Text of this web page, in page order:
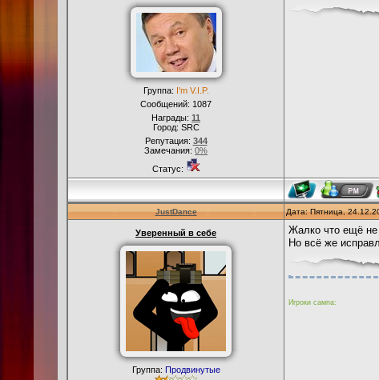
Группа: I'm V.I.P.
Сообщений: 1087
Награды: 11
Город: SRC
Репутация: 344
Замечания: 0%
Статус:
JustDance Дата: Пятница,
Уверенный в себе
Группа: Продвинутые
Жалко что ещё не
Но всё же
Игроки сампа: